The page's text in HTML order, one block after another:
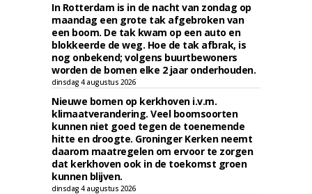
In Rotterdam is in de nacht van zondag op
maandag een grote tak afgebroken van
een boom. De tak kwam op een auto en
blokkeerde de weg. Hoe de tak afbrak, is
nog onbekend; volgens buurtbewoners
worden de bomen elke 2 jaar onderhouden.
dinsdag 4 augustus 2026
Nieuwe bomen op kerkhoven i.v.m.
klimaatverandering. Veel boomsoorten
kunnen niet goed tegen de toenemende
hitte en droogte. Groninger Kerken neemt
daarom maatregelen om ervoor te zorgen
dat kerkhoven ook in de toekomst groen
kunnen blijven.
dinsdag 4 augustus 2026